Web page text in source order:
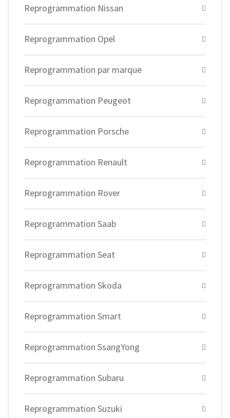
Reprogrammation Nissan
Reprogrammation Opel
Reprogrammation par marque
Reprogrammation Peugeot
Reprogrammation Porsche
Reprogrammation Renault
Reprogrammation Rover
Reprogrammation Saab
Reprogrammation Seat
Reprogrammation Skoda
Reprogrammation Smart
Reprogrammation SsangYong
Reprogrammation Subaru
Reprogrammation Suzuki